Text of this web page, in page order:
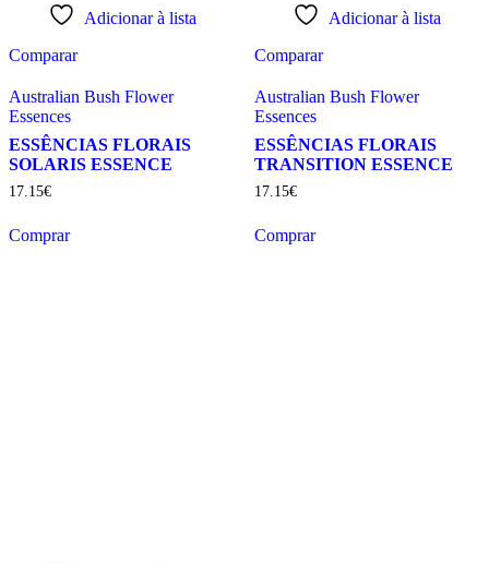
Adicionar à lista
Comparar
Australian Bush Flower
Essences
ESSÊNCIAS FLORAIS
SOLARIS ESSENCE
17.15€
Comprar
Adicionar à lista
Comparar
Australian Bush Flower
Essences
ESSÊNCIAS FLORAIS
TRANSITION ESSENCE
17.15€
Comprar